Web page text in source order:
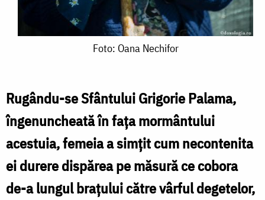
Nechifor
Foto: Oana Nechifor
Rugându-se Sfântului Grigorie Palama,
îngenuncheată în fața mormântului
acestuia, femeia a simţit cum necontenita
ei durere dispărea pe măsură ce cobora
de-a lungul braţului către vârful degetelor,